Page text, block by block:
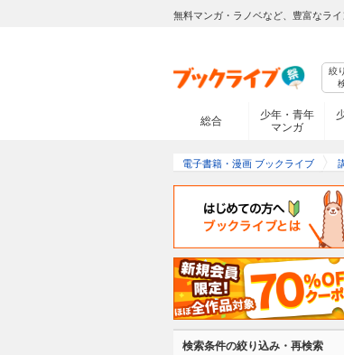
無料マンガ・ラノベなど、豊富なラ
絞
総合
少年・青年
マンガ
電子書籍・漫画 ブックライブ
検索条件の絞り込み・再検索